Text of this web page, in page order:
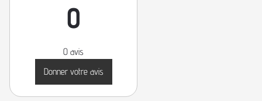
0
0 avis
Donner votre avis